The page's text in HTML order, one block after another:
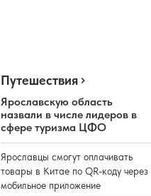
Путешествия
Ярославскую область
назвали в числе лидеров в
сфере туризма ЦФО
Ярославцы смогут оплачивать
товары в Китае по QR-коду через
мобильное приложение